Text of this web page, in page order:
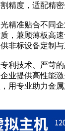
精度，适配精
精准贴合不同
，兼顾薄板高
非标设备定制
利技术、严苛
业提供高性能
用专业助力金属